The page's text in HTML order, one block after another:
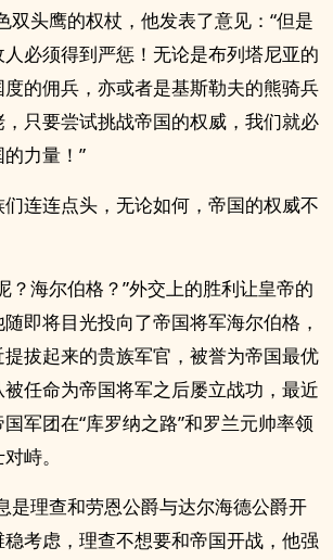
双头鹰的权杖，他发表了意见：“但是
必须得到严惩！无论是布列塔尼亚的
的佣兵，亦或者是基斯勒夫的熊骑兵
只要尝试挑战帝国的权威，我们就必
力量！”
连连点头，无论如何，帝国的权威不
？海尔伯格？”外交上的胜利让皇帝的
即将目光投向了帝国将军海尔伯格，
拔起来的贵族军官，被誉为帝国最优
任命为帝国将军之后屡立战功，最近
军团在“库罗纳之路”和罗兰元帅率领
峙。
是理查和劳恩公爵与达尔海德公爵开
考虑，理查不想要和帝国开战，他强